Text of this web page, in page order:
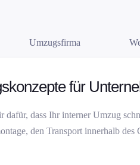
Umzugsfirma
für
dass Ihr interner Umzug
den Transport innerhalb